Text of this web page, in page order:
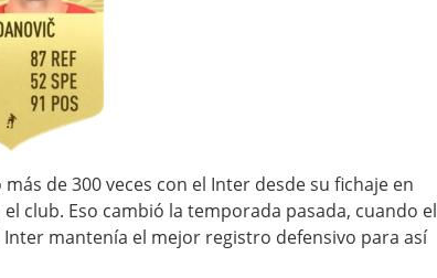
de 300 veces con el Inter desde su fichaje en
club. Eso cambió la temporada pasada, cuando el
mantenía el mejor registro defensivo para así